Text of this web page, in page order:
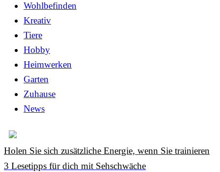
Wohlbefinden
Kreativ
Tiere
Hobby
Heimwerken
Garten
Zuhause
News
Holen Sie sich zusätzliche Energie, wenn Sie trainieren
3 Lesetipps für dich mit Sehschwäche